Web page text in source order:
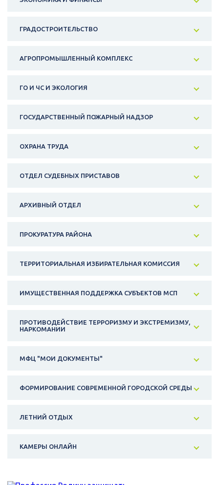
ГРАДОСТРОИТЕЛЬСТВО
АГРОПРОМЫШЛЕННЫЙ КОМПЛЕКС
ГО И ЧС И ЭКОЛОГИЯ
ГОСУДАРСТВЕННЫЙ ПОЖАРНЫЙ НАДЗОР
ОХРАНА ТРУДА
ОТДЕЛ СУДЕБНЫХ ПРИСТАВОВ
АРХИВНЫЙ ОТДЕЛ
ПРОКУРАТУРА РАЙОНА
ТЕРРИТОРИАЛЬНАЯ ИЗБИРАТЕЛЬНАЯ КОМИССИЯ
ИМУЩЕСТВЕННАЯ ПОДДЕРЖКА СУБЪЕКТОВ МСП
ПРОТИВОДЕЙСТВИЕ ТЕРРОРИЗМУ И ЭКСТРЕМИЗМУ,
НАРКОМАНИИ
МФЦ "МОИ ДОКУМЕНТЫ"
ФОРМИРОВАНИЕ СОВРЕМЕННОЙ ГОРОДСКОЙ СРЕДЫ
ЛЕТНИЙ ОТДЫХ
КАМЕРЫ ОНЛАЙН